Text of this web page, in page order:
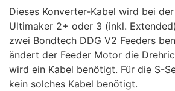
Dieses Konverter-Kabel wird bei
Ultimaker 2+ oder 3 (inkl.
zwei Bondtech DDG V2 Feeders
ändert der Feeder Motor die
wird ein Kabel benötigt. Für die S-
kein solches Kabel benötigt.